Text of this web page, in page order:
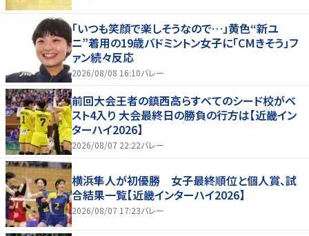
「いつも笑顔で楽しそうなので…」黄色“新ユ
ニ”着用の19歳バドミントン女子に「CMきそう」フ
ァン続々反応
2026/08/08 16:10バレー
前回大会王者の鎮西高らすべてのシード校がベ
スト4入り 大会最終日の勝負の行方は【近畿イン
ターハイ2026】
2026/08/07 22:22バレー
横浜隼人が初優勝 女子最終順位と個人賞、試
合結果一覧【近畿インターハイ2026】
2026/08/07 17:23バレー